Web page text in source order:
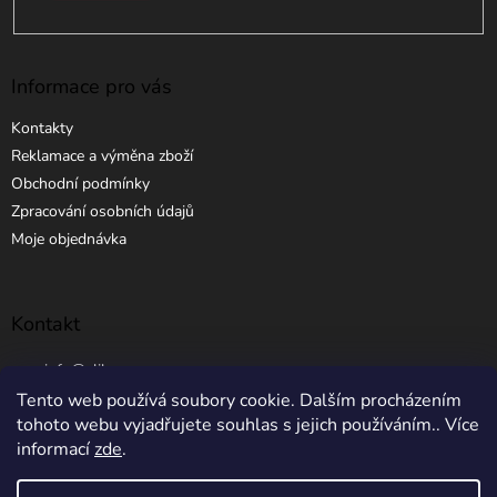
Tento web používá soubory cookie. Dalším procházením
tohoto webu vyjadřujete souhlas s jejich používáním.. Více
informacízde.
Informace pro vás
Kontakty
Reklamace a výměna zboží
Obchodní podmínky
Zpracování osobních údajů
Moje objednávka
Kontakt
info @ elibros.cz
+420 734 184 444